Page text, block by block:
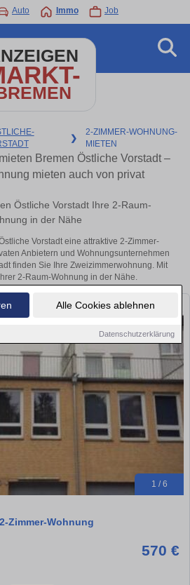
Alle Cookies ablehnen
Datenschutzerklärung
Auto Immo Job
❯
2-ZIMMER-WOHNUNG-
MIETEN
Bremen Östliche Vorstadt –
mieten auch von privat
Östliche Vorstadt Ihre 2-Raum-
in der Nähe
Vorstadt eine attraktive 2-Zimmer-
Anbietern und Wohnungsunternehmen
finden Sie Ihre Zweizimmerwohnung. Mit
2-Raum-Wohnung in der Nähe.
1 / 6
Zimmer-Wohnung
570 €